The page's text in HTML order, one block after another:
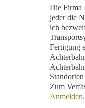
Die Firma
jeder die
ich
Fertigung
Zum
Anmelden.